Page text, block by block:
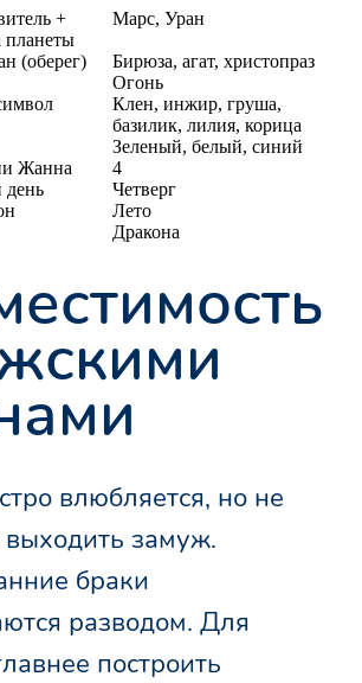
+
планеты
Марс, Уран
(оберег)
Бирюза, агат, христопраз
Огонь
Клен, инжир, груша,
базилик, лилия, корица
Зеленый, белый, синий
Жанна
4
день
Четверг
Лето
Дракона
влюбляется, но не
выходить замуж.
браки
разводом. Для
построить